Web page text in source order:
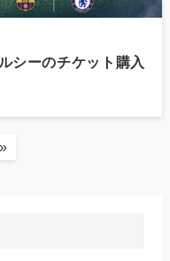
シーのチケット購入
»